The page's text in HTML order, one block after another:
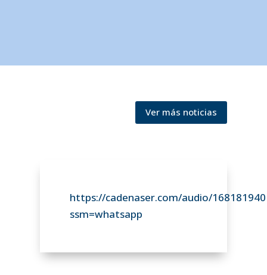
Ver más noticias
https://cadenaser.com/audio/
ssm=whatsapp